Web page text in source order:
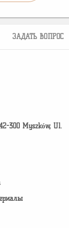
ЗАДАТЬ ВОПРОС
300 Myszków, Ul.